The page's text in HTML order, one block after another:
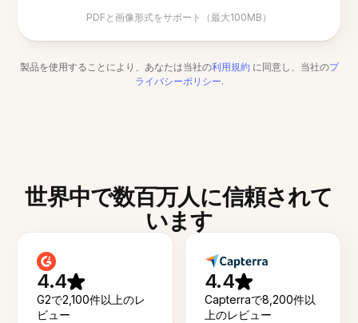
PDFと画像形式をサポート（最大100MB）
製品を使用することにより、あなたは当社の利用規約 に同意し、当社のプ
ライバシーポリシー.
世界中で数百万人に信頼されて
います
4.4
G2で2,100件以上のレ
ビュー
4.4
Capterraで8,200件以
上のレビュー